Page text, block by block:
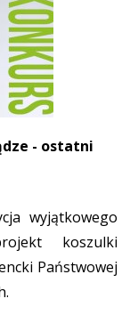
- ostatni
wyjątkowego
koszulki
Państwowej